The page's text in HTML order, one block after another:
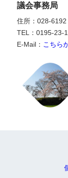
議会事務局
住所：028-6192
TEL：0195-23-
E-Mail： こちら